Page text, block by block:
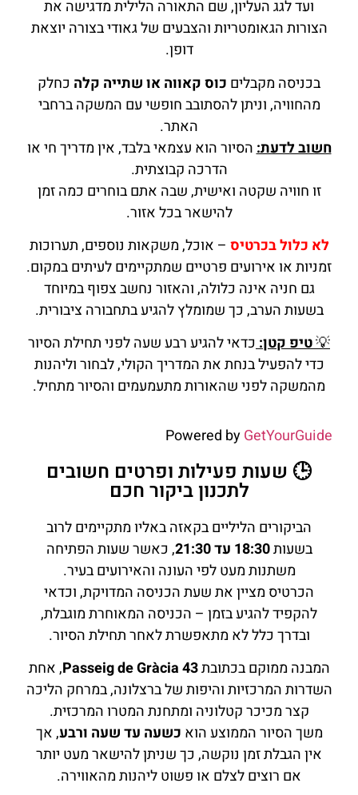
ועד לגג העליון, שם התאורה הלילית מדגישה את
הצורות הגאומטריות והצבעים של גאודי בצורה יוצאת
דופן.
בכניסה מקבלים כוס קאווה או שתייה קלה כחלק
מהחוויה, וניתן להסתובב חופשי עם המשקה ברחבי
האתר.
חשוב לדעת:הסיור הוא עצמאי בלבד, אין מדריך חי או
הדרכה קבוצתית.
זו חוויה שקטה ואישית, שבה אתם בוחרים כמה זמן
להישאר בכל אזור.
לא כלול בכרטיס – אוכל, משקאות נוספים, תערוכות
זמניות או אירועים פרטיים שמתקיימים לעיתים במקום.
גם חניה אינה כלולה, והאזור נחשב צפוף במיוחד
בשעות הערב, כך שמומלץ להגיע בתחבורה ציבורית.
💡טיפ קטן:כדאי להגיע רבע שעה לפני תחילת הסיור
כדי להפעיל בנחת את המדריך הקולי, לבחור וליהנות
מהמשקה לפני שהאורות מתעמעמים והסיור מתחיל.
Powered byGetYourGuide
🕒 שעות פעילות ופרטים חשובים
לתכנון ביקור חכם
הביקורים הליליים בקאזה באליו מתקיימים לרוב
בשעות18:30 עד 21:30
, כאשר שעות הפתיחה
משתנות מעט לפי העונה והאירועים בעיר.
הכרטיס מציין את שעת הכניסה המדויקת, וכדאי
להקפיד להגיע בזמן – הכניסה המאוחרת מוגבלת,
ובדרך כלל לא מתאפשרת לאחר תחילת הסיור.
המבנה ממוקם בכתובתPasseig de Gràcia 43, אחת
השדרות המרכזיות והיפות של ברצלונה, במרחק הליכה
קצר מכיכר קטלוניה ומתחנת המטרו המרכזית.
משך הסיור הממוצע הוא כשעה עד שעה ורבע, אך
אין הגבלת זמן נוקשה, כך שניתן להישאר מעט יותר
אם רוצים לצלם או פשוט ליהנות מהאווירה.